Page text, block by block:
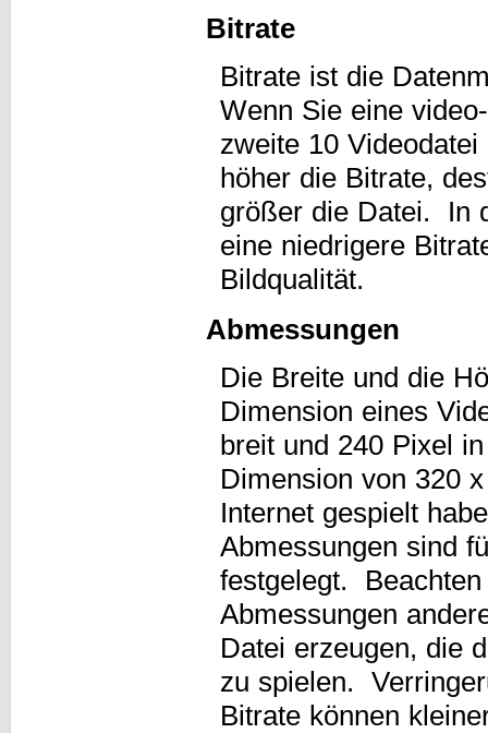
Bitrate
Bitrate ist die
Wenn Sie eine
zweite 10
höher die Bitrate,
größer die Datei. In
eine niedrigere
Bildqualität.
Abmessungen
Die Breite und die
Dimension eines
breit und 240 Pixel
Dimension von 320
Internet gespielt
Abmessungen sind
festgelegt.
Abmessungen
Datei erzeugen, die
zu spielen.
Bitrate können